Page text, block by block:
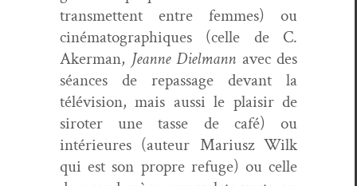
trans­met­tent entre femmes) ou
ciné­matographiques (celle de C.
Aker­man, Jeanne Diel­mann avec des
séances de repas­sage devant la
télévi­sion, mais aus­si le plaisir de
sirot­er une tasse de café) ou
intérieures (auteur Mar­iusz Wilk
qui est son pro­pre refuge) ou celle